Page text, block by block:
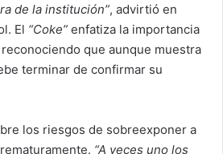
de la institución”, advirtió en
El “Coke” enfatiza la importancia
que aunque muestra
terminar de confirmar su
los riesgos de sobreexponer a
“A veces uno los